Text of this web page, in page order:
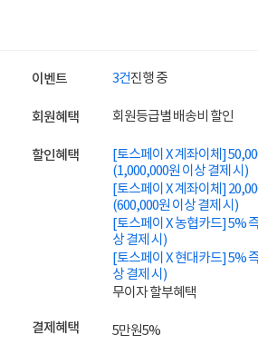
이벤트 3건진행 중
회원혜택 회원등급별 배송비 할인
할인혜택
[토스페이 X 계좌이체]
(1,000,000원 이상 결제 시)
[토스페이 X 계좌이체]
(600,000원 이상 결제 시)
[토스페이 X 농협카드] 5%
상 결제 시)
[토스페이 X 현대카드] 5%
상 결제 시)
무이자 할부혜택
결제혜택 5만원5%